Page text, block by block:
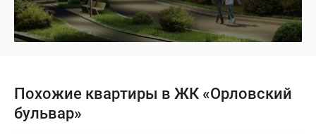
Похожие квартиры в ЖК «Орловский
бульвар»